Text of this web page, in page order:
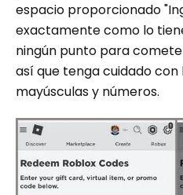
espacio proporcionado
exactamente como lo
ningún punto para
así que tenga cuidado
mayúsculas y números.